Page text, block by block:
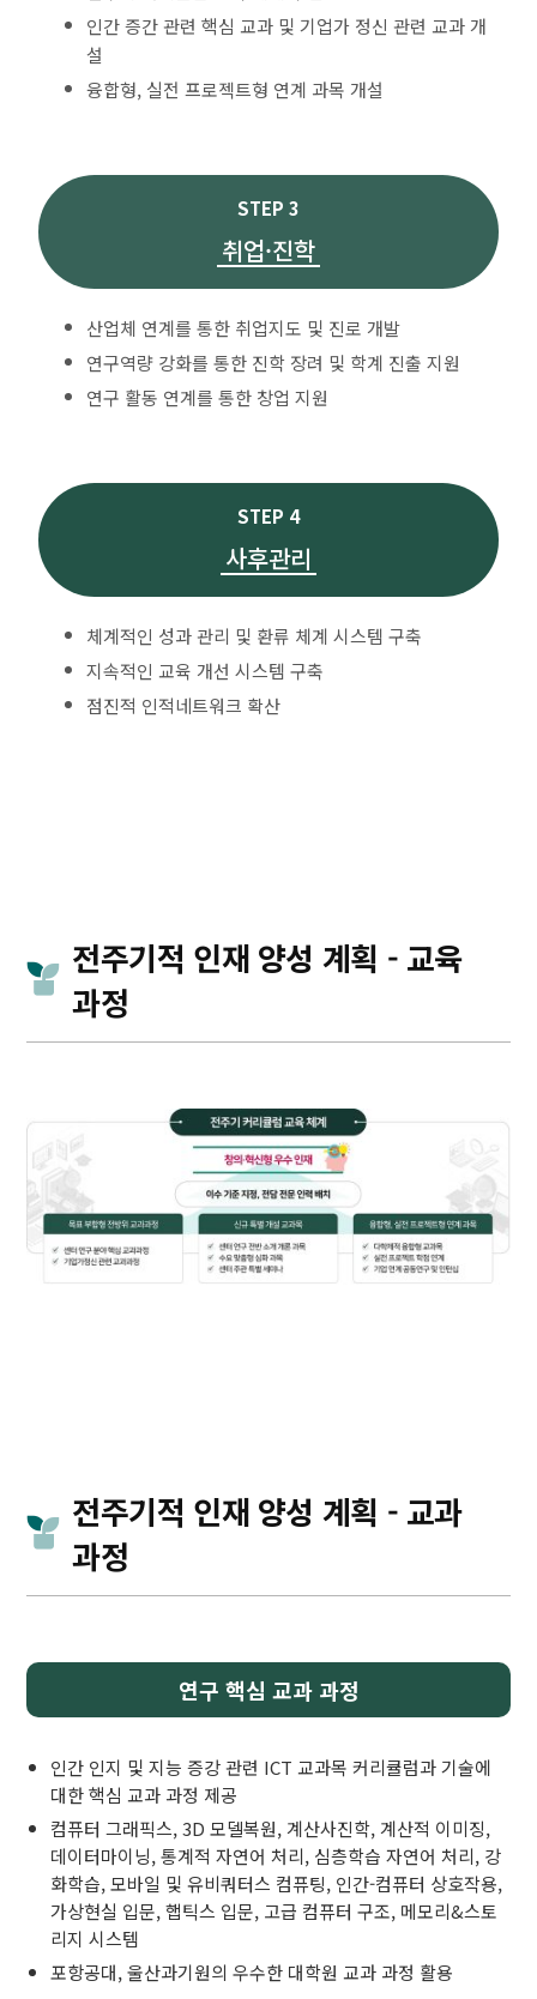
인간 증간 관련 핵심 교과 및 기업가 정신 관련 교과 개
설
융합형, 실전 프로젝트형 연계 과목 개설
STEP 3
취업·진학
산업체 연계를 통한 취업지도 및 진로 개발
연구역량 강화를 통한 진학 장려 및 학계 진출 지원
연구 활동 연계를 통한 창업 지원
STEP 4
사후관리
체계적인 성과 관리 및 환류 체계 시스템 구축
지속적인 교육 개선 시스템 구축
점진적 인적네트워크 확산
전주기적 인재 양성 계획 - 교육
과정
전주기적 인재 양성 계획 - 교과
과정
연구 핵심 교과 과정
인간 인지 및 지능 증강 관련 ICT 교과목 커리큘럼과 기술에
대한 핵심 교과 과정 제공
컴퓨터 그래픽스, 3D 모델복원, 계산사진학, 계산적 이미징,
데이터마이닝, 통계적 자연어 처리, 심층학습 자연어 처리, 강
화학습, 모바일 및 유비쿼터스 컴퓨팅, 인간-컴퓨터 상호작용,
가상현실 입문, 햅틱스 입문, 고급 컴퓨터 구조, 메모리&스토
리지 시스템
포항공대, 울산과기원의 우수한 대학원 교과 과정 활용